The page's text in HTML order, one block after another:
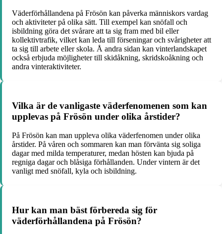
Väderförhållandena på Frösön kan påverka människors vardag
och aktiviteter på olika sätt. Till exempel kan snöfall och
isbildning göra det svårare att ta sig fram med bil eller
kollektivtrafik, vilket kan leda till förseningar och svårigheter att
ta sig till arbete eller skola. Å andra sidan kan vinterlandskapet
också erbjuda möjligheter till skidåkning, skridskoåkning och
andra vinteraktiviteter.
Vilka är de vanligaste väderfenomenen som kan
upplevas på Frösön under olika årstider?
På Frösön kan man uppleva olika väderfenomen under olika
årstider. På våren och sommaren kan man förvänta sig soliga
dagar med milda temperaturer, medan hösten kan bjuda på
regniga dagar och blåsiga förhållanden. Under vintern är det
vanligt med snöfall, kyla och isbildning.
Hur kan man bäst förbereda sig för
väderförhållandena på Frösön?